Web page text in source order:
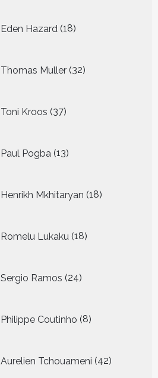
Eden Hazard 18
producten
Thomas Muller 32
producten
Toni Kroos 37
producten
Paul Pogba 13
producten
Henrikh Mkhitaryan 18
producten
Romelu Lukaku 18
producten
Sergio Ramos 24
producten
Philippe Coutinho 8
producten
Aurelien Tchouameni 42
producten